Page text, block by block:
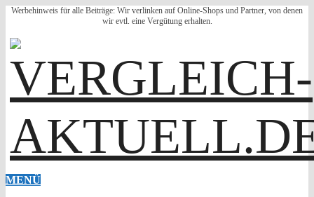
Werbehinweis für alle Beiträge: Wir verlinken auf Online-Shops und Partner, von denen
wir evtl. eine Vergütung erhalten.
MENÜ